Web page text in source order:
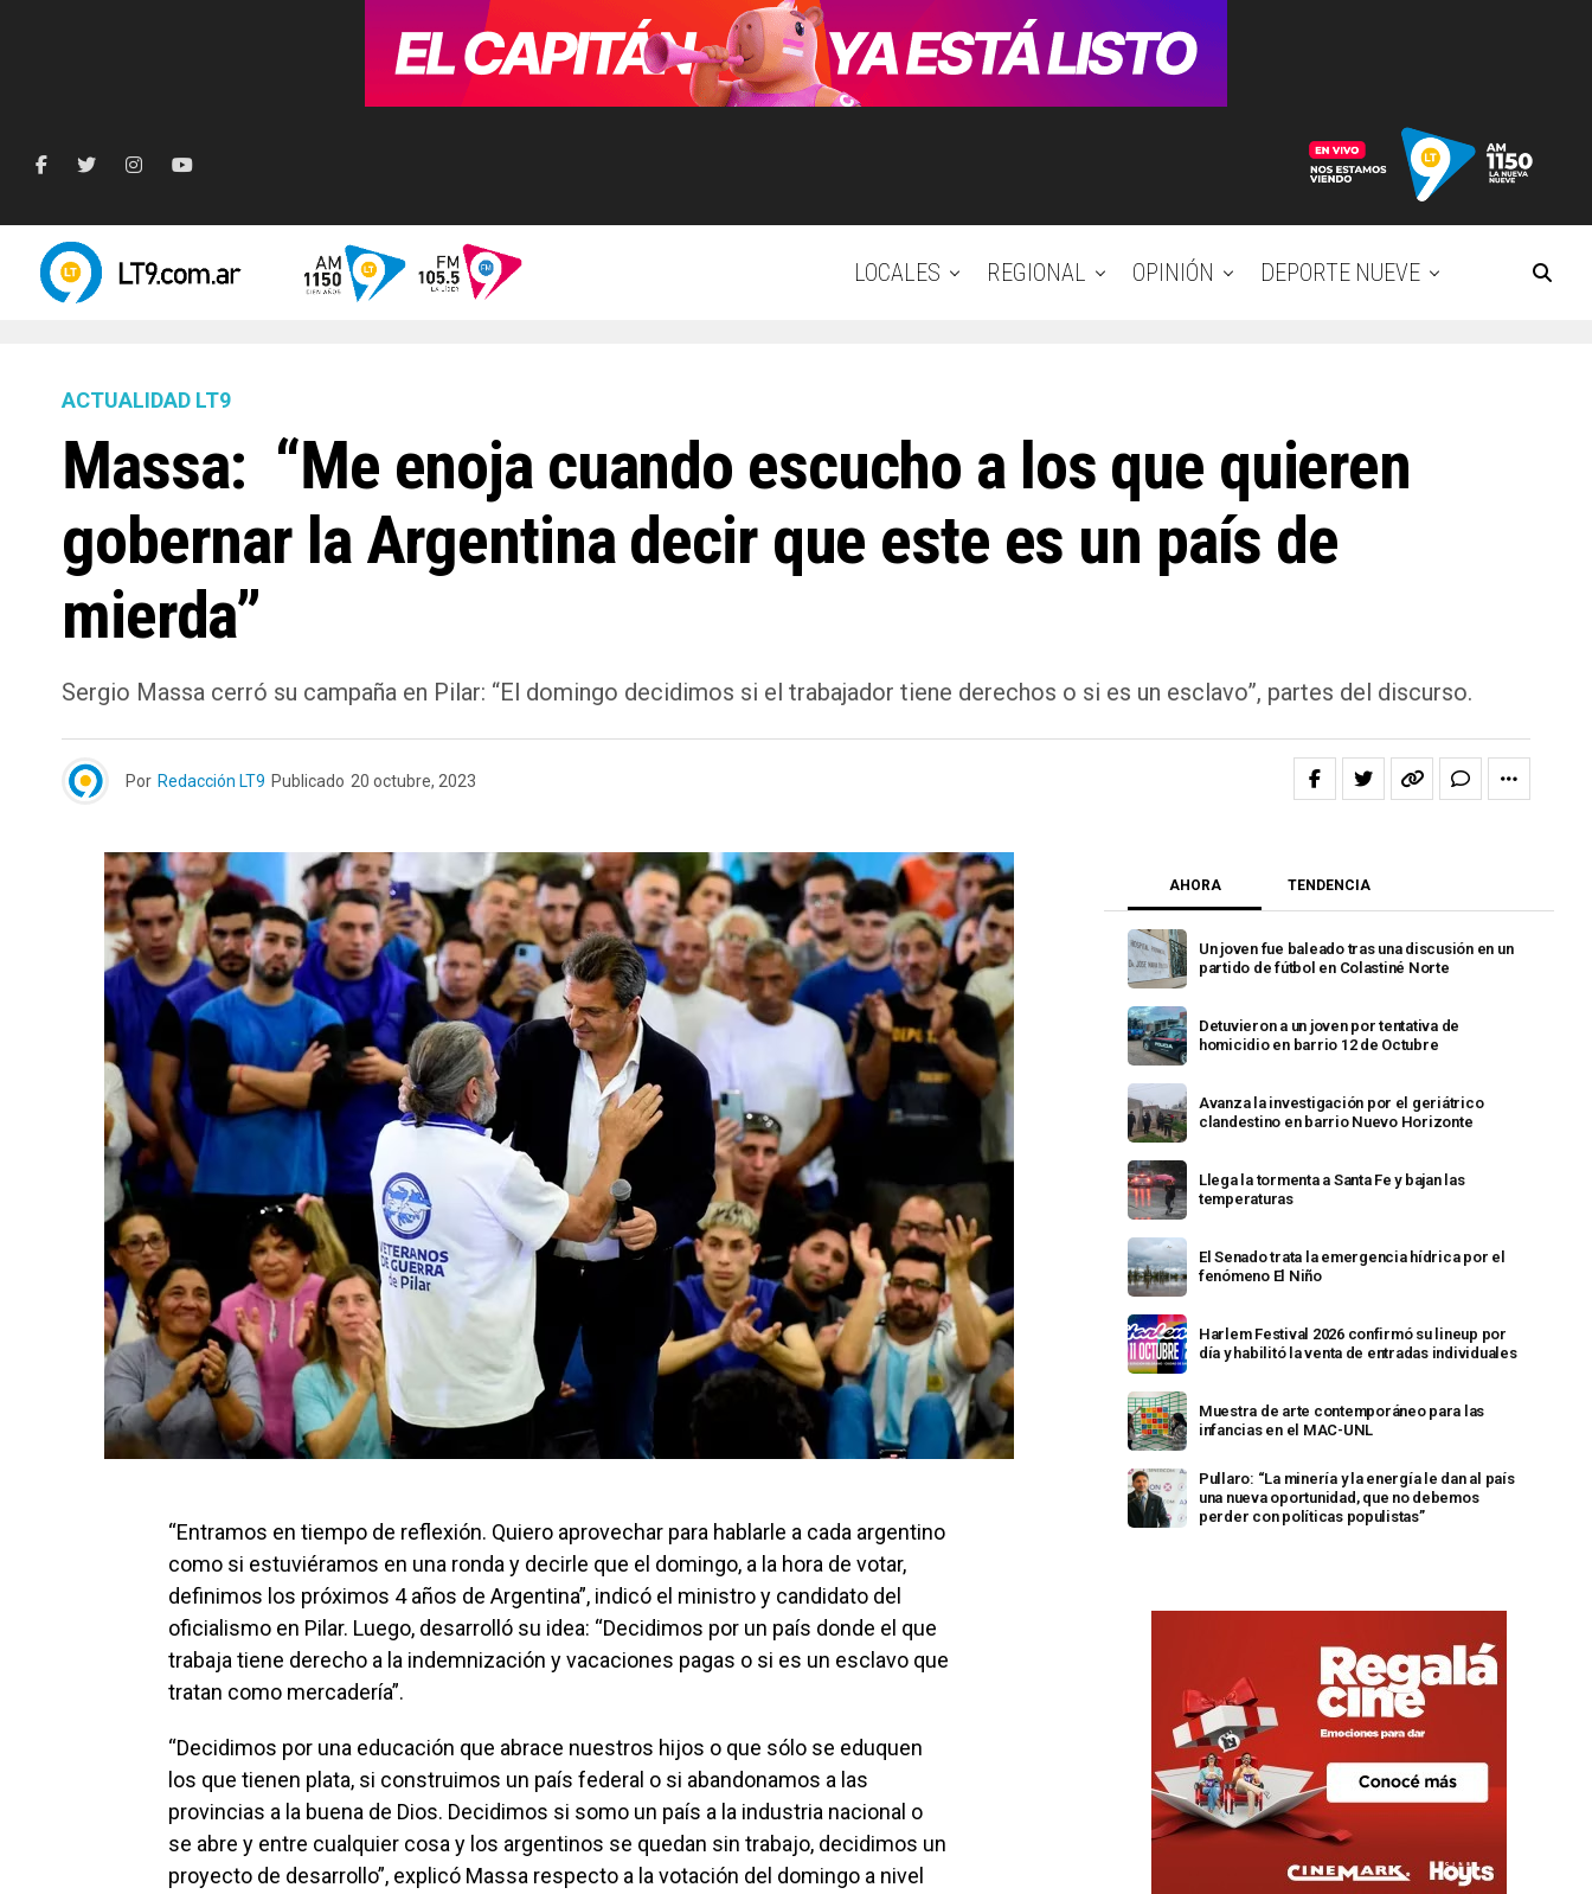
LOCALES REGIONAL OPINIÓN DEPORTE NUEVE
ACTUALIDAD LT9
Massa: “Me enoja cuando escucho a los que quieren
gobernar la Argentina decir que este es un país de
mierda”
Sergio Massa cerró su campaña en Pilar: “El domingo decidimos si el trabajador tiene derechos o si es un esclavo”, partes del discurso.
Por Redacción LT9 Publicado 20 octubre, 2023
“Entramos en tiempo de reflexión. Quiero aprovechar para hablarle a cada argentino
como si estuviéramos en una ronda y decirle que el domingo, a la hora de votar,
definimos los próximos 4 años de Argentina”, indicó el ministro y candidato del
oficialismo en Pilar. Luego, desarrolló su idea: “Decidimos por un país donde el que
trabaja tiene derecho a la indemnización y vacaciones pagas o si es un esclavo que
tratan como mercadería”.
“Decidimos por una educación que abrace nuestros hijos o que sólo se eduquen
los que tienen plata, si construimos un país federal o si abandonamos a las
provincias a la buena de Dios. Decidimos si somo un país a la industria nacional o
se abre y entre cualquier cosa y los argentinos se quedan sin trabajo, decidimos un
proyecto de desarrollo”, explicó Massa respecto a la votación del domingo a nivel
AHORA TENDENCIA
Un joven fue baleado tras una discusión en un
partido de fútbol en Colastiné Norte
Detuvieron a un joven por tentativa de
homicidio en barrio 12 de Octubre
Avanza la investigación por el geriátrico
clandestino en barrio Nuevo Horizonte
Llega la tormenta a Santa Fe y bajan las
temperaturas
El Senado trata la emergencia hídrica por el
fenómeno El Niño
Harlem Festival 2026 confirmó su lineup por
día y habilitó la venta de entradas individuales
Muestra de arte contemporáneo para las
infancias en el MAC-UNL
Pullaro: “La minería y la energía le dan al país
una nueva oportunidad, que no debemos
perder con políticas populistas”